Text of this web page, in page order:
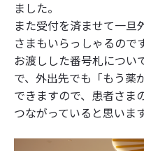
ました。
また受付を済ませて一旦
さまもいらっしゃるので
お渡しした番号札につい
で、外出先でも「もう薬
できますので、患者さま
つながっていると思います